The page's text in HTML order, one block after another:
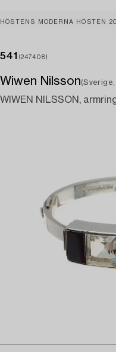
HÖSTENS MODERNA HÖSTEN
541 (247408)
Wiwen Nilsson(Sverige,
WIWEN NILSSON,